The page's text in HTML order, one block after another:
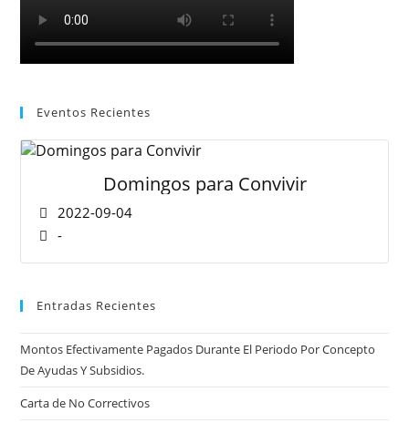
Eventos Recientes
Domingos para Convivir
2022-09-04
-
Entradas Recientes
Montos Efectivamente Pagados Durante El Periodo Por Concepto
De Ayudas Y Subsidios.
Carta de No Correctivos